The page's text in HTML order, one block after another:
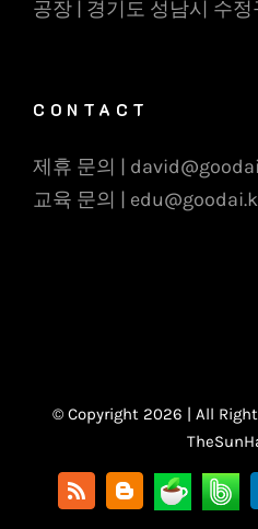
공장 | 경기도 성남시 수
CONTACT
제휴 문의 |
교육 문의 |
© Copyright 2026 | All
Rss Blogger
카
페
밴
드